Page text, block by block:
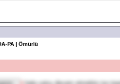
PA | Ömürlü